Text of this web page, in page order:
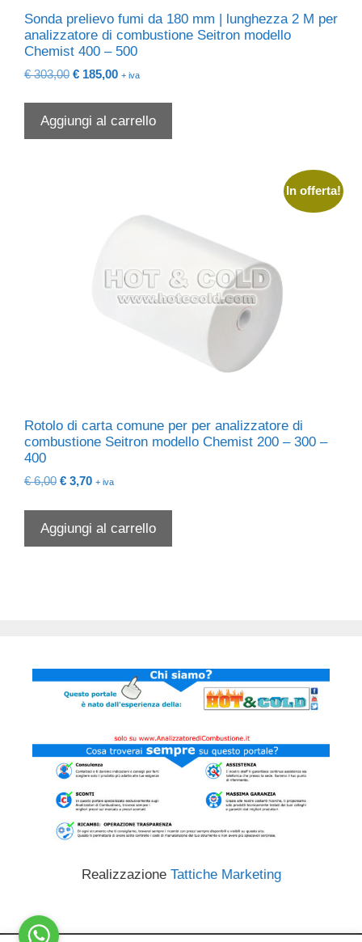
Sonda prelievo fumi da 180 mm | lunghezza 2 M per
analizzatore di combustione Seitron modello
Chemist 400 – 500
€303,00 Il
era:
€ 303,00.
€ 185,00Il
è:
€ 185,00.
+ iva
Aggiungi al carrello
In offerta!
Rotolo di carta comune per per analizzatore di
combustione Seitron modello Chemist 200 – 300 –
400
€6,00 Il
originale
era:
€ 6,00.
€ 3,70Il
attuale
è:
€ 3,70.
+ iva
Aggiungi al carrello
Realizzazione Tattiche Marketing